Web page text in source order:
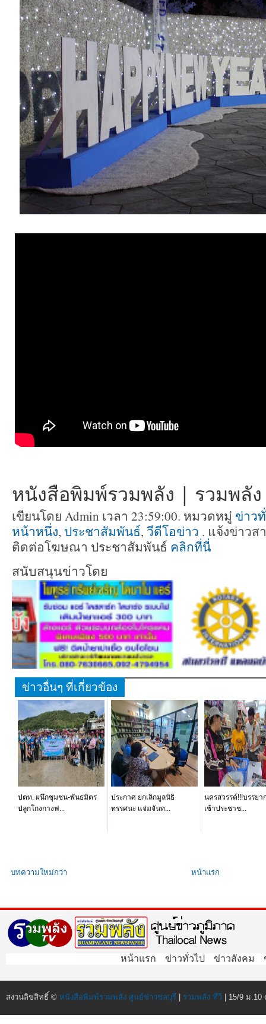
หนังสือพิมพ์รวมพลัง | รวมพลั
เขียนโดย Admin เวลา 23:59:00. หมวดหมู่ ข่าว
หน้าหนึ่ง, ประชาสัมพันธ์, วีดีโอข่าว . แจ้งข่าวส
ติดต่อโฆษณา ประชาสัมพันธ์ คลิกที่นี่
สนับสนุนข่าวโดย
ข่าวอื่นๆ ที่เกี่ยวข้อง
ปตท. ผนึกชุมชน-พันธมิตร
ปลูกโกงกางฟ...
ประกาศ ยกเลิกมูลนิธิ
ทรรศนะ แจ่มจันท...
นครสวรรค์!!!บรรยา
เช้าประชาช...
บทความใหม่กว่า หน้าแรก
หน้าแรก ข่าวทั่วไป ข่าวสังคม
สงวนลิขสิทธิ์ © หนังสือพิมพ์รวมพลัง ศูนย์ข่าวชลบุรี | รวมพลัง ทีวี | 15/9 ม.10